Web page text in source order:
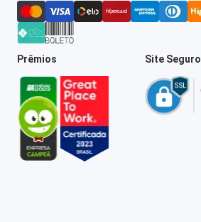
Prêmios Site Seguro